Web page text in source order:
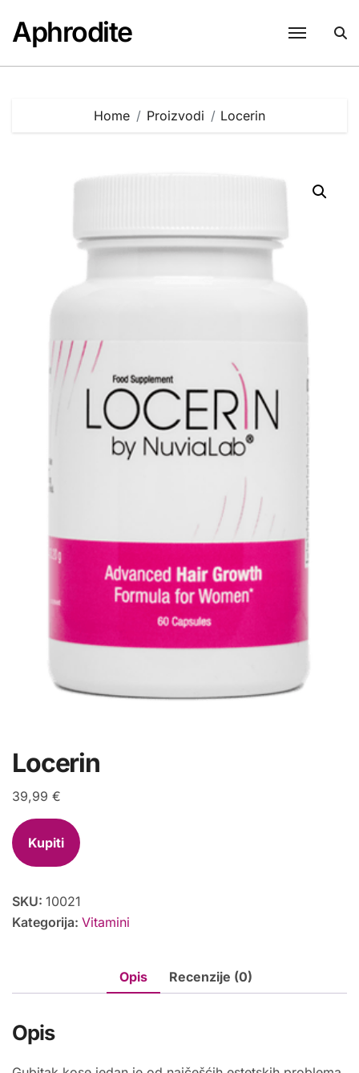
content
Aphrodite
Home Proizvodi Locerin
Locerin
39,99 €
Kupiti
SKU: 10021
Kategorija: Vitamini
Opis Recenzije (0)
Opis